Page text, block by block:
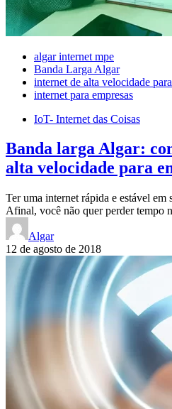
algar internet mpe
Banda Larga Algar
internet de alta velocidade
internet para empresas
IoT- Internet das Coisas
Banda larga Algar:
alta velocidade para
Ter uma internet rápida e estável em
Afinal, você não quer perder tempo
Algar
12 de agosto de 2018